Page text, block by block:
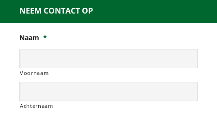
NEEM CONTACT OP
Naam *
Voornaam
Achternaam